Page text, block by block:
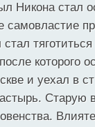
Никона стал
которого
и уехал в
Старую